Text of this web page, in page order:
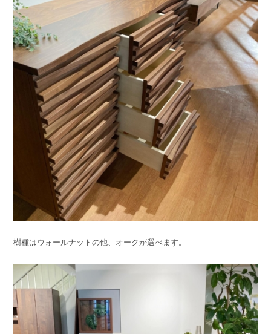
樹種はウォールナットの他、オークが選べます。